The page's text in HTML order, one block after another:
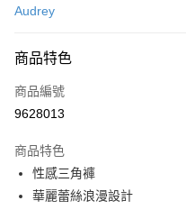
LINE Pay
Apple Pay
Google Pay
全支付
Audrey
商品特色
商品編號
9628013
商品特色
性感三角褲
華麗蕾絲浪漫設計